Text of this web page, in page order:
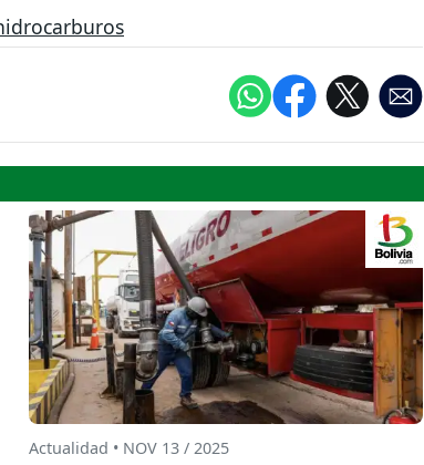
Actualidad • NOV 13 / 2025